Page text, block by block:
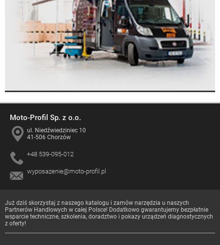
Moto-Profil Sp. z o.o.
ul. Niedźwiedziniec 10
41-506 Chorzów
+48 539-095-012
wyposazenie@moto-profil.pl
Już dziś skorzystaj z naszego katalogu i zamów narzędzia u naszych
Partnerów Handlowych w całej Polsce! Dodatkowo gwarantujemy bezpłatnie
wsparcie techniczne, szkolenia, doradztwo i pokazy urządzeń diagnostycznych
z oferty!